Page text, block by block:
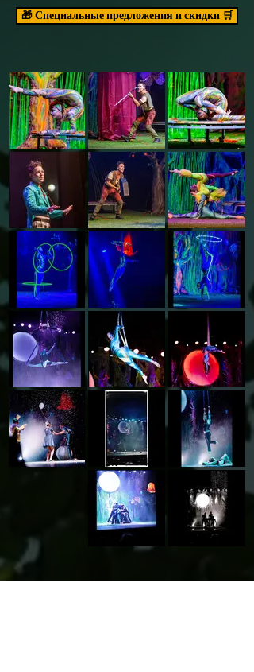
🛒 Специальные предложения и скидки 🎁